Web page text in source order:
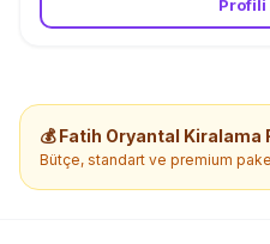
mutfak, 5 yatak odası, geniş
Profili
💰Fatih Oryantal Kiralama
Bütçe, standart ve premium